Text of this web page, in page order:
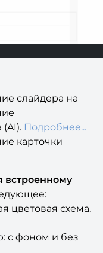
слайдера на
Подробнее...
карточки
цветовая схема.
с фоном и без